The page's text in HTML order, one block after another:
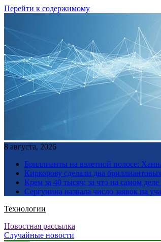
Перейти к содержимому
8 августа, 2026
Бриллианты на взлетной полосе:
Киркорову сделали два
Крем за 40 тысяч: за что на самом
Сергунина назвала число заявок на
Технологии
Новостная рассылка
Случайные новости